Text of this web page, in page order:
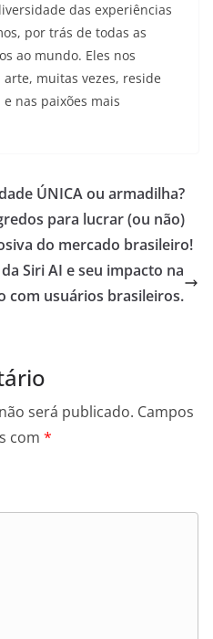
das experiências
por trás de todas as
ao mundo. Eles nos
muitas vezes, reside
nas paixões mais
ÚNICA ou armadilha?
para lucrar (ou não)
do mercado brasileiro!
Siri AI e seu impacto na
com usuários brasileiros.
será publicado. Campos
com *